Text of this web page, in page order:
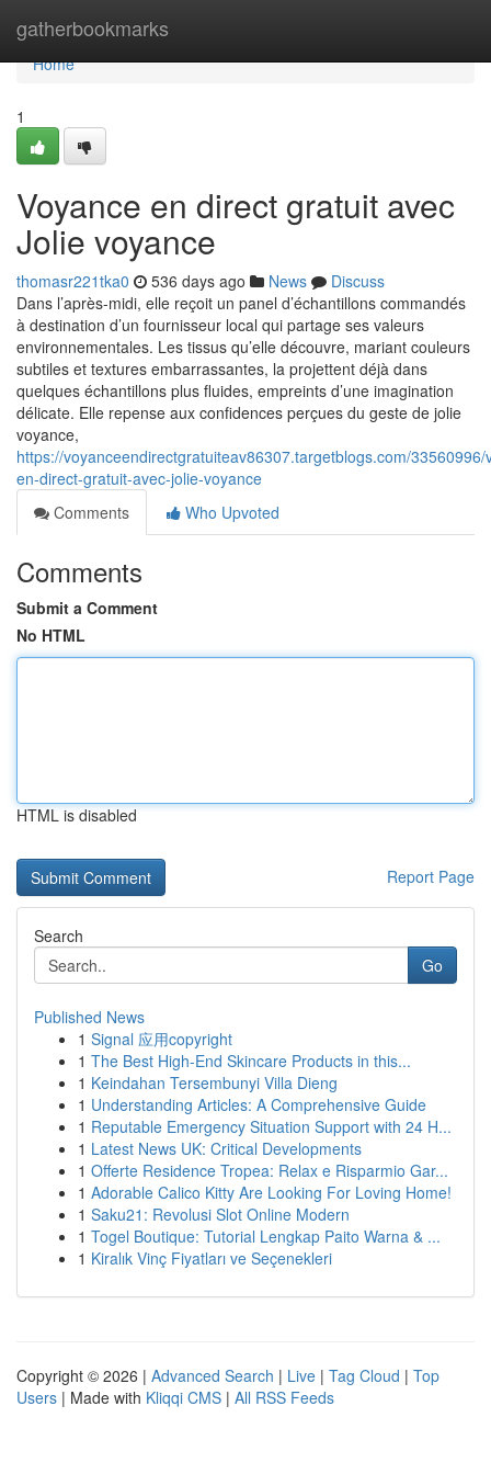
gatherbookmarks
Home
Home
1
Voyance en direct gratuit avec
Jolie voyance
thomasr221tka0 536 days ago News
Discuss
Dans l’après-midi, elle reçoit un panel d’échantillons commandés
à destination d’un fournisseur local qui partage ses valeurs
environnementales. Les tissus qu’elle découvre, mariant couleurs
subtiles et textures embarrassantes, la projettent déjà dans
quelques échantillons plus fluides, empreints d’une imagination
délicate. Elle repense aux confidences perçues du geste de jolie
voyance,
https://voyanceendirectgratuiteav86307.targetblogs.com/33560996/
en-direct-gratuit-avec-jolie-voyance
Comments
Who Upvoted
Comments
Submit a Comment
No HTML
HTML is disabled
Report Page
Search
Go
Published News
1 Signal 应用copyright
1 The Best High-End Skincare Products in this...
1 Keindahan Tersembunyi Villa Dieng
1 Understanding Articles: A Comprehensive Guide
1 Reputable Emergency Situation Support with 24 H...
1 Latest News UK: Critical Developments
1 Offerte Residence Tropea: Relax e Risparmio Gar...
1 Adorable Calico Kitty Are Looking For Loving Home!
1 Saku21: Revolusi Slot Online Modern
1 Togel Boutique: Tutorial Lengkap Paito Warna & ...
1 Kiralık Vinç Fiyatları ve Seçenekleri
Copyright © 2026 | Advanced Search | Live | Tag Cloud | Top
Users | Made with Kliqqi CMS | All RSS Feeds